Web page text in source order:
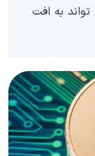
اتر می تواند به افت